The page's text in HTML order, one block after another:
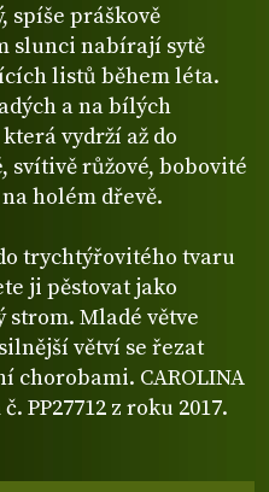
spíše práškově
slunci nabírají sytě
listů během léta.
a na bílých
vydrží až do
svítivě růžové, bobovité
holém dřevě.
trychtýřovitého tvaru
ji pěstovat jako
Mladé větve
větví se řezat
chorobami. CAROLINA
PP27712 z roku 2017.